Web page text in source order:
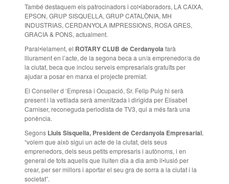
També destaquem els patrocinadors i col•laboradors, LA CAIXA,
EPSON, GRUP SISQUELLA, GRUP CATALÒNIA, MH
INDUSTRIAS, CERDANYOLA IMPRESSIONS, ROSA GRES,
GRACIA & PONS, actualment.
Paral•lelament, el ROTARY CLUB de Cerdanyola farà
lliurament en l’acte, de la segona beca a un/a emprenedor/a de
la ciutat, beca que inclou serveis empresarials gratuïts per
ajudar a posar en marxa el projecte premiat.
El Conseller d ‘Empresa i Ocupació, Sr. Felip Puig hi serà
present i la vetllada serà amenitzada i dirigida per Elisabet
Carniser, reconeguda periodista de TV3, qui a més farà una
ponència.
Segons Lluis Sisquella, President de Cerdanyola Empresarial,
“volem que això sigui un acte de la ciutat, dels seus
emprenedors, dels seus petits empresaris i autònoms, i en
general de tots aquells que lluiten dia a dia amb il•lusió per
crear, per ser millors i aportar el seu gra de sorra a la ciutat i la
societat”.